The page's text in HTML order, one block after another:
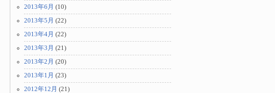
2013年6月 (10)
2013年5月 (22)
2013年4月 (22)
2013年3月 (21)
2013年2月 (20)
2013年1月 (23)
2012年12月 (21)